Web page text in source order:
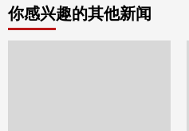
你感兴趣的其他新闻